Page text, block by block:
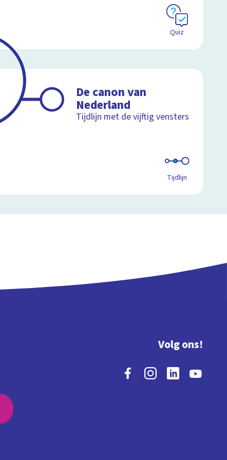
Quiz
De canon van
Nederland
Tijdlijn met de vijftig vensters
Tijdlijn
Volg ons!